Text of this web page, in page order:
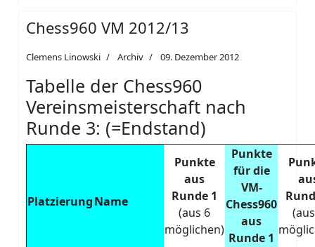
Chess960 VM 2012/13
Clemens Linowski Archiv 09. Dezember 2012
Tabelle der Chess960
Vereinsmeisterschaft nach
Runde 3: (=Endstand)
PlatzierungName
Punkte
aus
Runde 1
(aus 6
möglichen)
Punkte
für die
VM-
Chess960
aus
Runde 1